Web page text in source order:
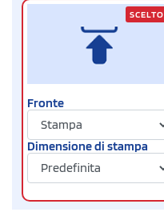
Fronte
Dimensione di stampa
SCELTO